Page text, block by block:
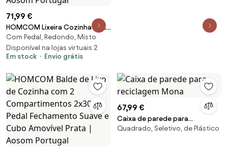
71,99 €
HOMCOM Lixeira Cozinha 30 L
Lixeira com Pedal Balde Interno
Removível Tampa com
Fechamento Suave
Portugal
Com Pedal, Redondo, Misto
Disponível na lojas virtuais 2
Em stock
Envio grátis
67,99 €
Caixa de parede para
reciclagem Mona
Quadrado, Seletivo, de Plástico